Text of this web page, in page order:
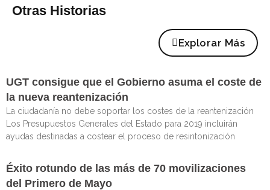
Otras Historias
Explorar Más
UGT consigue que el Gobierno asuma el coste de
la nueva reantenización
La ciudadanía no debe soportar los costes de la reantenización
Los Presupuestos Generales del Estado para 2019 incluirán
ayudas destinadas a costear el proceso de resintonización
Éxito rotundo de las más de 70 movilizaciones
del Primero de Mayo